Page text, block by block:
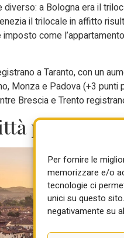
Per fornire le
memorizzare e/o
tecnologie ci
unici su questo
negativamente su
a Bologna era il
il trilocale in affitto
come
a Taranto, con un
Monza e Padova (+3
Brescia e Trento
per città